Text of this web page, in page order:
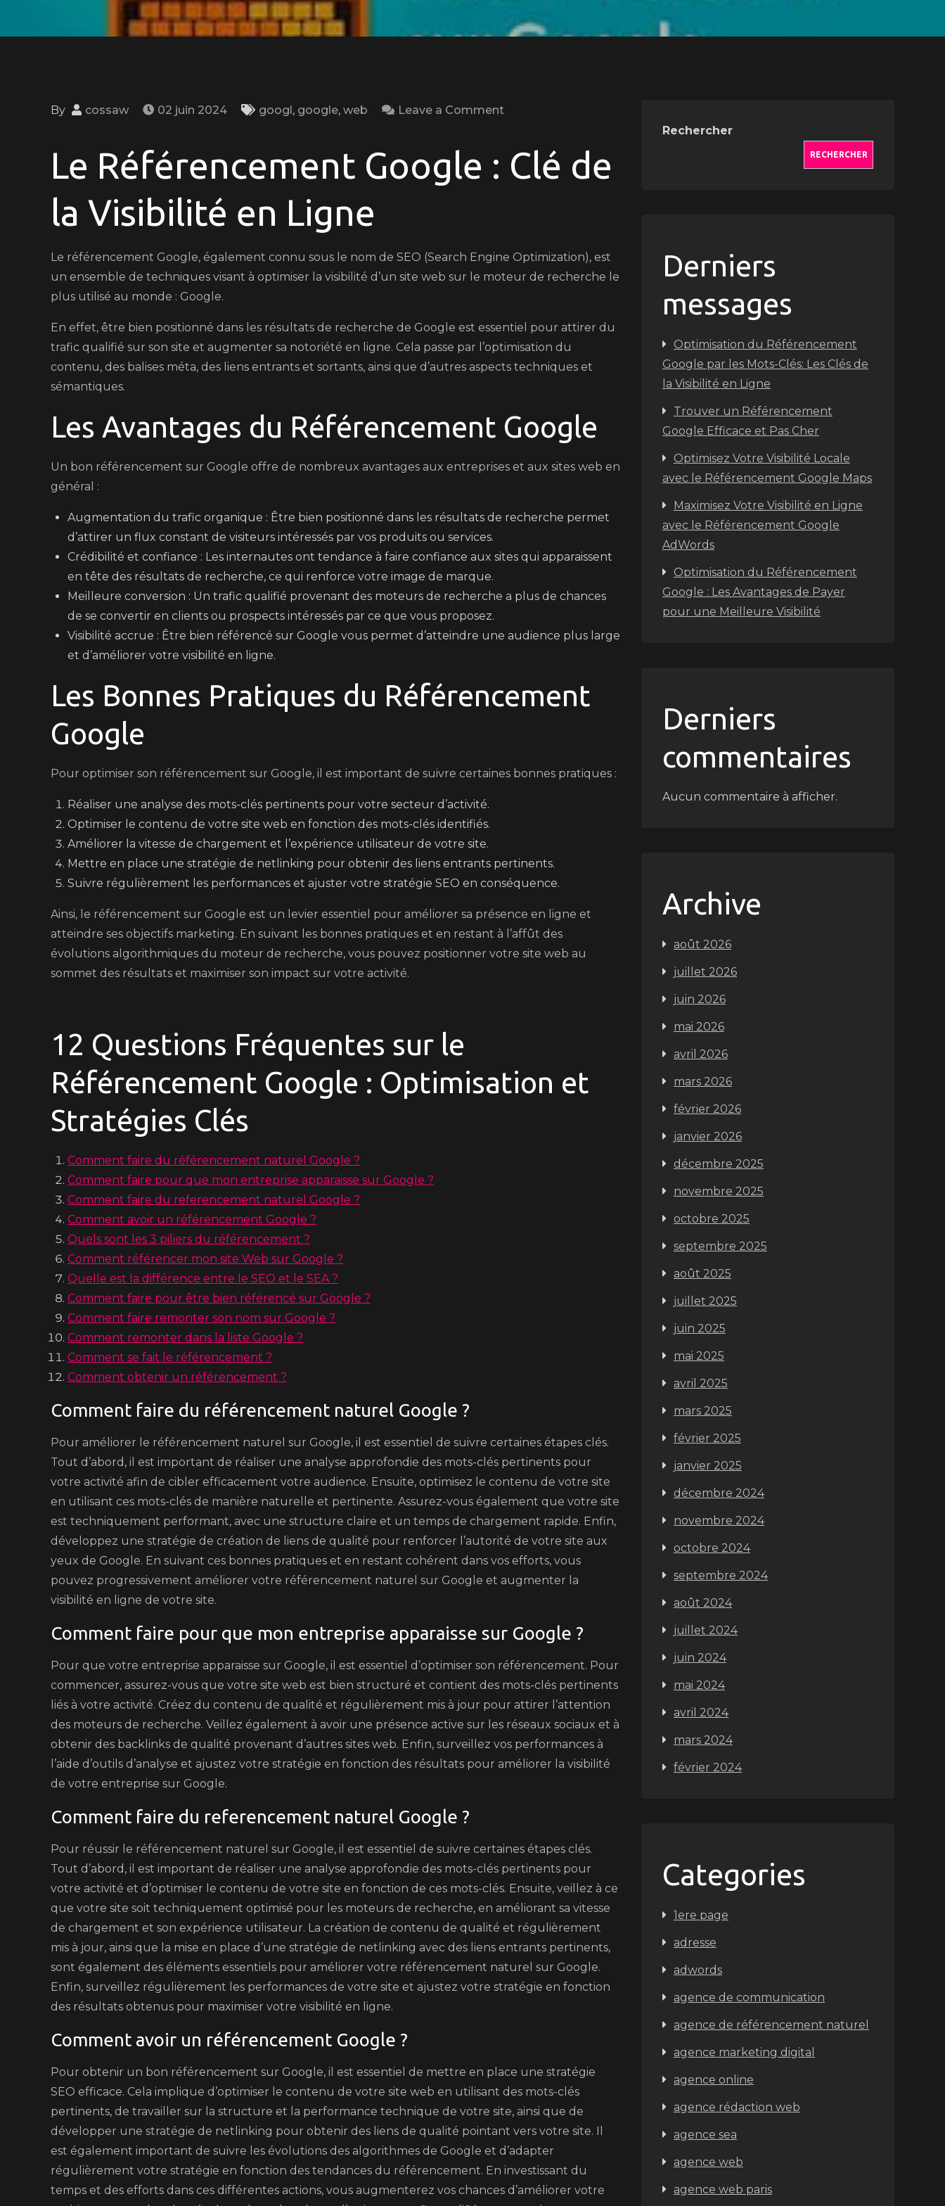
By cossaw 02 juin 2024 googl, google, web Leave a Comment
Visibilité
Référencement
Le Référencement Google : Clé de
la Visibilité en Ligne
Le référencement Google, également connu sous le nom de SEO (Search Engine Optimization), est
un ensemble de techniques visant à optimiser la visibilité d’un site web sur le moteur de recherche le
plus utilisé au monde : Google.
En effet, être bien positionné dans les résultats de recherche de Google est essentiel pour attirer du
trafic qualifié sur son site et augmenter sa notoriété en ligne. Cela passe par l’optimisation du
contenu, des balises méta, des liens entrants et sortants, ainsi que d’autres aspects techniques et
sémantiques.
Les Avantages du Référencement Google
Un bon référencement sur Google offre de nombreux avantages aux entreprises et aux sites web en
général :
Augmentation du trafic organique : Être bien positionné dans les résultats de recherche permet
d’attirer un flux constant de visiteurs intéressés par vos produits ou services.
Crédibilité et confiance : Les internautes ont tendance à faire confiance aux sites qui apparaissent
en tête des résultats de recherche, ce qui renforce votre image de marque.
Meilleure conversion : Un trafic qualifié provenant des moteurs de recherche a plus de chances
de se convertir en clients ou prospects intéressés par ce que vous proposez.
Visibilité accrue : Être bien référencé sur Google vous permet d’atteindre une audience plus large
et d’améliorer votre visibilité en ligne.
Les Bonnes Pratiques du Référencement
Google
Pour optimiser son référencement sur Google, il est important de suivre certaines bonnes pratiques :
Réaliser une analyse des mots-clés pertinents pour votre secteur d’activité.
Optimiser le contenu de votre site web en fonction des mots-clés identifiés.
Améliorer la vitesse de chargement et l’expérience utilisateur de votre site.
Mettre en place une stratégie de netlinking pour obtenir des liens entrants pertinents.
Suivre régulièrement les performances et ajuster votre stratégie SEO en conséquence.
Ainsi, le référencement sur Google est un levier essentiel pour améliorer sa présence en ligne et
atteindre ses objectifs marketing. En suivant les bonnes pratiques et en restant à l’affût des
évolutions algorithmiques du moteur de recherche, vous pouvez positionner votre site web au
sommet des résultats et maximiser son impact sur votre activité.
12 Questions Fréquentes sur le
Référencement Google : Optimisation et
Stratégies Clés
Comment faire du référencement naturel Google ?
Comment faire pour que mon entreprise apparaisse sur Google ?
Comment faire du referencement naturel Google ?
Comment avoir un référencement Google ?
Quels sont les 3 piliers du référencement ?
Comment référencer mon site Web sur Google ?
Quelle est la différence entre le SEO et le SEA ?
Comment faire pour être bien référencé sur Google ?
Comment faire remonter son nom sur Google ?
Comment remonter dans la liste Google ?
Comment se fait le référencement ?
Comment obtenir un référencement ?
Comment faire du référencement naturel Google ?
Pour améliorer le référencement naturel sur Google, il est essentiel de suivre certaines étapes clés.
Tout d’abord, il est important de réaliser une analyse approfondie des mots-clés pertinents pour
votre activité afin de cibler efficacement votre audience. Ensuite, optimisez le contenu de votre site
en utilisant ces mots-clés de manière naturelle et pertinente. Assurez-vous également que votre site
est techniquement performant, avec une structure claire et un temps de chargement rapide. Enfin,
développez une stratégie de création de liens de qualité pour renforcer l’autorité de votre site aux
yeux de Google. En suivant ces bonnes pratiques et en restant cohérent dans vos efforts, vous
pouvez progressivement améliorer votre référencement naturel sur Google et augmenter la
visibilité en ligne de votre site.
Comment faire pour que mon entreprise apparaisse sur Google ?
Pour que votre entreprise apparaisse sur Google, il est essentiel d’optimiser son référencement. Pour
commencer, assurez-vous que votre site web est bien structuré et contient des mots-clés pertinents
liés à votre activité. Créez du contenu de qualité et régulièrement mis à jour pour attirer l’attention
des moteurs de recherche. Veillez également à avoir une présence active sur les réseaux sociaux et à
obtenir des backlinks de qualité provenant d’autres sites web. Enfin, surveillez vos performances à
l’aide d’outils d’analyse et ajustez votre stratégie en fonction des résultats pour améliorer la visibilité
de votre entreprise sur Google.
Comment faire du referencement naturel Google ?
Pour réussir le référencement naturel sur Google, il est essentiel de suivre certaines étapes clés.
Tout d’abord, il est important de réaliser une analyse approfondie des mots-clés pertinents pour
votre activité et d’optimiser le contenu de votre site en fonction de ces mots-clés. Ensuite, veillez à ce
que votre site soit techniquement optimisé pour les moteurs de recherche, en améliorant sa vitesse
de chargement et son expérience utilisateur. La création de contenu de qualité et régulièrement
mis à jour, ainsi que la mise en place d’une stratégie de netlinking avec des liens entrants pertinents,
sont également des éléments essentiels pour améliorer votre référencement naturel sur Google.
Enfin, surveillez régulièrement les performances de votre site et ajustez votre stratégie en fonction
des résultats obtenus pour maximiser votre visibilité en ligne.
Comment avoir un référencement Google ?
Pour obtenir un bon référencement sur Google, il est essentiel de mettre en place une stratégie
SEO efficace. Cela implique d’optimiser le contenu de votre site web en utilisant des mots-clés
pertinents, de travailler sur la structure et la performance technique de votre site, ainsi que de
développer une stratégie de netlinking pour obtenir des liens de qualité pointant vers votre site. Il
est également important de suivre les évolutions des algorithmes de Google et d’adapter
régulièrement votre stratégie en fonction des tendances du référencement. En investissant du
temps et des efforts dans ces différentes actions, vous augmenterez vos chances d’améliorer votre
Rechercher
RECHERCHER
Derniers
messages
Optimisation du Référencement
Google par les Mots-Clés: Les Clés de
la Visibilité en Ligne
Trouver un Référencement
Google Efficace et Pas Cher
Optimisez Votre Visibilité Locale
avec le Référencement Google Maps
Maximisez Votre Visibilité en Ligne
avec le Référencement Google
AdWords
Optimisation du Référencement
Google : Les Avantages de Payer
pour une Meilleure Visibilité
Derniers
commentaires
Aucun commentaire à afficher.
Archive
août 2026
juillet 2026
juin 2026
mai 2026
avril 2026
mars 2026
février 2026
janvier 2026
décembre 2025
novembre 2025
octobre 2025
septembre 2025
août 2025
juillet 2025
juin 2025
mai 2025
avril 2025
mars 2025
février 2025
janvier 2025
décembre 2024
novembre 2024
octobre 2024
septembre 2024
août 2024
juillet 2024
juin 2024
mai 2024
avril 2024
mars 2024
février 2024
Categories
1ere page
adresse
adwords
agence de communication
agence de référencement naturel
agence marketing digital
agence online
agence rédaction web
agence sea
agence web
agence web paris